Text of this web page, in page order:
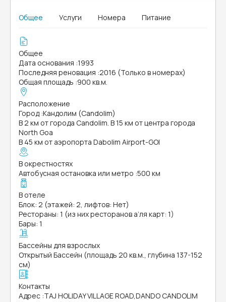
Общее Услуги Номера Питание
Общее
Дата основания :1993
Последняя реновация :2016 (Только в номерах)
Общая площадь :900 кв.м.
Расположение
Город :Кандолим (Candolim)
В 2 км от города Candolim. В 15 км от центра города
North Goa
В 45 км от аэропорта Dabolim Airport-GOI
В окрестностях
Автобусная остановка или метро :500 км
В отеле
Блок: 2 (этажей: 2, лифтов: Нет)
Рестораны: 1 (из них ресторанов а’ля карт: 1)
Бары: 1
Бассейны для взрослых
Открытый Бассейн (площадь 20 кв.м., глубина 137-152
см)
Контакты
Адрес :TAJ HOLIDAY VILLAGE ROAD,DANDO CANDOLIM